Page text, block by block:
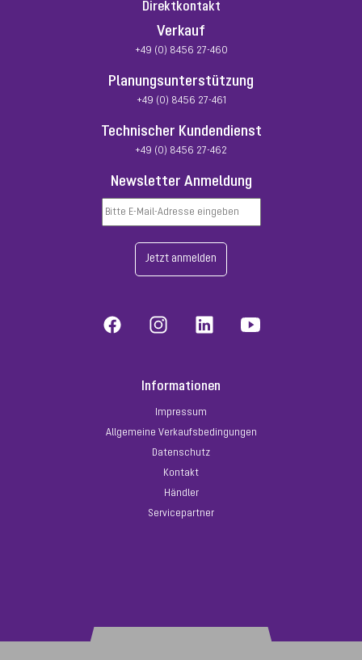
Direktkontakt
Verkauf
+49 (0) 8456 27-460
Planungsunterstützung
+49 (0) 8456 27-461
Technischer Kundendienst
+49 (0) 8456 27-462
Newsletter Anmeldung
Jetzt anmelden
Informationen
Impressum
Allgemeine Verkaufsbedingungen
Datenschutz
Kontakt
Händler
Servicepartner